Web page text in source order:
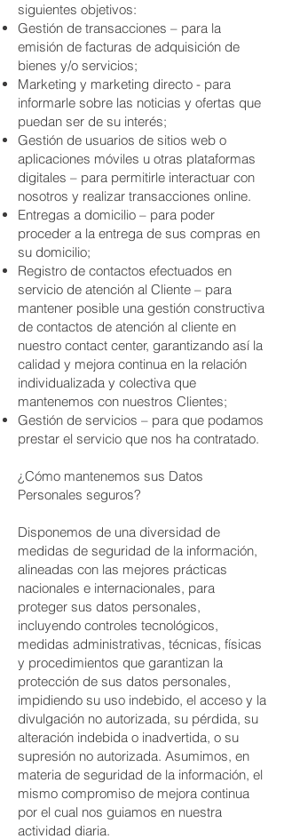
siguientes objetivos:
Gestión de transacciones – para la
emisión de facturas de adquisición de
bienes y/o servicios;
Marketing y marketing directo - para
informarle sobre las noticias y ofertas que
puedan ser de su interés;
Gestión de usuarios de sitios web o
aplicaciones móviles u otras plataformas
digitales – para permitirle interactuar con
nosotros y realizar transacciones online.
Entregas a domicilio – para poder
proceder a la entrega de sus compras en
su domicilio;
Registro de contactos efectuados en
servicio de atención al Cliente – para
mantener posible una gestión constructiva
de contactos de atención al cliente en
nuestro contact center, garantizando así la
calidad y mejora continua en la relación
individualizada y colectiva que
mantenemos con nuestros Clientes;
Gestión de servicios – para que podamos
prestar el servicio que nos ha contratado.
¿Cómo mantenemos sus Datos
Personales seguros?
Disponemos de una diversidad de
medidas de seguridad de la información,
alineadas con las mejores prácticas
nacionales e internacionales, para
proteger sus datos personales,
incluyendo controles tecnológicos,
medidas administrativas, técnicas, físicas
y procedimientos que garantizan la
protección de sus datos personales,
impidiendo su uso indebido, el acceso y la
divulgación no autorizada, su pérdida, su
alteración indebida o inadvertida, o su
supresión no autorizada. Asumimos, en
materia de seguridad de la información, el
mismo compromiso de mejora continua
por el cual nos guiamos en nuestra
actividad diaria.